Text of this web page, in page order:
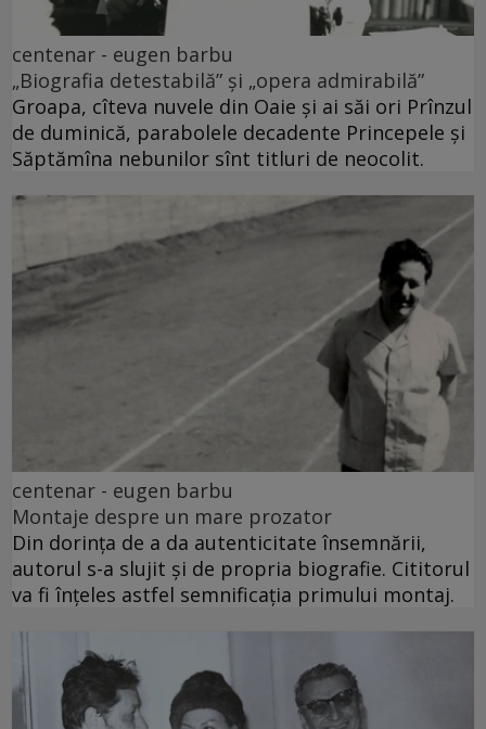
centenar - eugen barbu
„Biografia detestabilă” și „opera admirabilă”
Groapa, cîteva nuvele din Oaie și ai săi ori Prînzul
de duminică, parabolele decadente Princepele și
Săptămîna nebunilor sînt titluri de neocolit.
centenar - eugen barbu
Montaje despre un mare prozator
Din dorința de a da autenticitate însemnării,
autorul s-a slujit și de propria biografie. Cititorul
va fi înțeles astfel semnificația primului montaj.